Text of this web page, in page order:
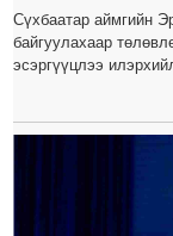
Сүхбаатар аймгийн
байгуулахаар
эсэргүүцлээ